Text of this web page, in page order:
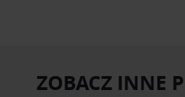
ZOBACZ INNE